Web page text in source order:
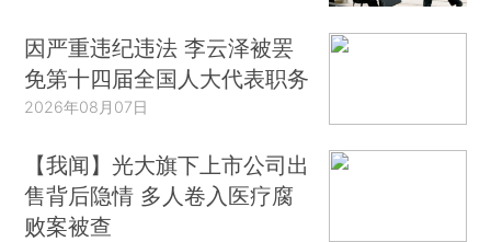
因严重违纪违法 李云泽被罢
免第十四届全国人大代表职务
2026年08月07日
【我闻】光大旗下上市公司出
售背后隐情 多人卷入医疗腐
败案被查